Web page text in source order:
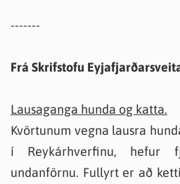
-------
Frá Skrifstofu
Lausaganga hunda og katta.
Kvörtunum vegna lausra
í Reykárhverfinu, hefur
undanförnu. Fullyrt er að